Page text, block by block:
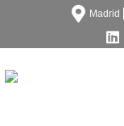
Madrid